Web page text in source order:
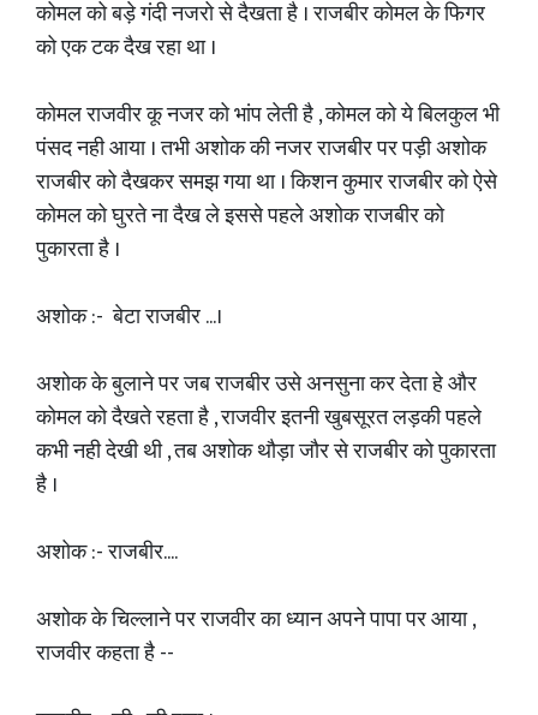
कोमल को बड़े गंदी नजरो से दैखता है । राजबीर कोमल के फिगर
को एक टक दैख रहा था ।
कोमल राजवीर कू नजर को भांप लेती है , कोमल को ये बिलकुल भी
पंसद नही आया । तभी अशोक की नजर राजबीर पर पड़ी अशोक
राजबीर को दैखकर समझ गया था । किशन कुमार राजबीर को ऐसे
कोमल को घुरते ना दैख ले इससे पहले अशोक राजबीर को
पुकारता है ।
अशोक :- बेटा राजबीर ...।
अशोक के बुलाने पर जब राजबीर उसे अनसुना कर देता हे और
कोमल को दैखते रहता है , राजवीर इतनी खुबसूरत लड़की पहले
कभी नही देखी थी , तब अशोक थौड़ा जौर से राजबीर को पुकारता
है ।
अशोक :- राजबीर....
अशोक के चिल्लाने पर राजवीर का ध्यान अपने पापा पर आया ,
राजवीर कहता है --